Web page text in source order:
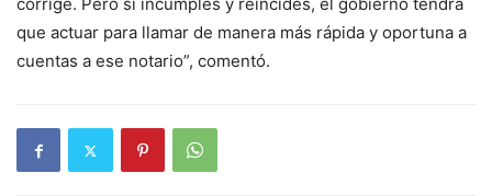
corrige. Pero si incumples y reincides, el gobierno tendrá
que actuar para llamar de manera más rápida y oportuna a
cuentas a ese notario”, comentó.